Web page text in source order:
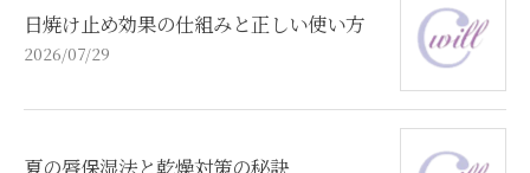
日焼け止め効果の仕組みと正しい使い方
2026/07/29
夏の唇保湿法と乾燥対策の秘訣